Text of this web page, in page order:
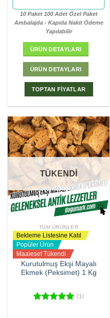
10 Paket 100 Adet Özel Paket
Ambalajda - Kapıda Nakit Ödeme
Yapılabilir
ÜRÜN DETAYLARI
ÜRÜN DETAYLARI
TOPTAN FİYATLAR
TÜKENDİ
TÜM ÜRÜNLER
Bekleme Listesine Katıl
Popüler Ürün
Maalesef Tükendi
Kurutulmuş Ekşi Mayalı
Ekmek (Peksimet) 1 Kg
(1)